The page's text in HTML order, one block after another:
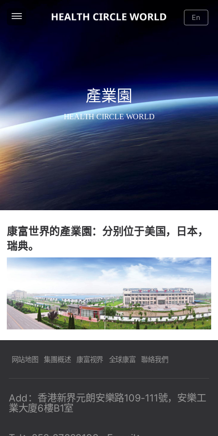
En
產業園
HEALTH CIRCLE WORLD
康富世界的產業園：分别位于美国，日本，
瑞典。
网站地图 集團概述 康富视界 全球康富 聯絡我們
Add：香港新界元朗安樂路109-111號，安樂工
業大廈6樓B1室